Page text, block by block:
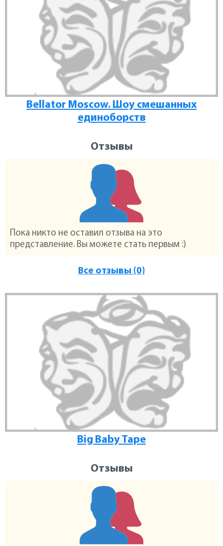
Bellator Moscow. Шоу смешанных
единоборств
Отзывы
Пока никто не оставил отзыва на это
представление. Вы можете стать первым :)
Все отзывы (0)
Big Baby Tape
Отзывы